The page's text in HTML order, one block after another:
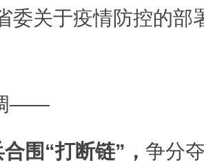
委关于疫情防控的部
——
围“打断链”， 争分